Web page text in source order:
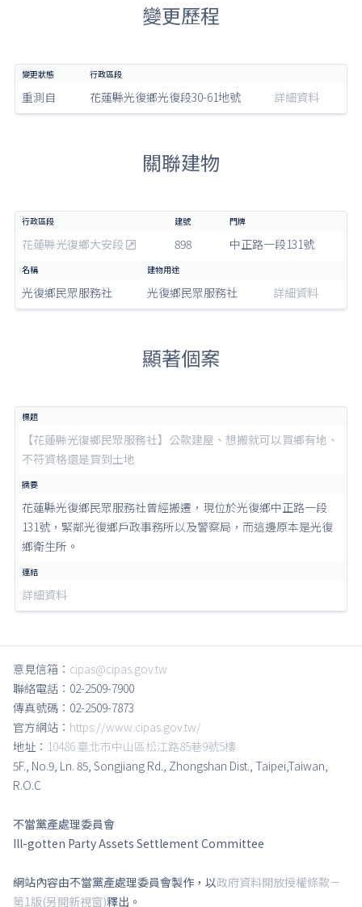
變更歷程
重測自 花蓮縣光復鄉光復段30-61地號 詳細資料
關聯建物
花蓮縣光復鄉大安段 898 中正路一段131號
光復鄉民眾服務社 光復鄉民眾服務社 詳細資料
顯著個案
【花蓮縣光復鄉民眾服務社】公款建屋、想搬就可以買鄉有地、
不符資格還是買到土地
花蓮縣光復鄉民眾服務社曾經搬遷，現位於光復鄉中正路一段
131號，緊鄰光復鄉戶政事務所以及警察局，而這邊原本是光復
鄉衛生所。
詳細資料
意見信箱： cipas@cipas.gov.tw
聯絡電話：02-2509-7900
傳真號碼：02-2509-7873
官方網站： https://www.cipas.gov.tw/
地址： 10486 臺北市中山區松江路85巷9號5樓
5F., No.9, Ln. 85, Songjiang Rd., Zhongshan Dist., Taipei,Taiwan,
R.O.C
不當黨產處理委員會
Ill-gotten Party Assets Settlement Committee
網站內容由不當黨產處理委員會製作，以政府資料開放授權條款－
第1版(另開新視窗)釋出。